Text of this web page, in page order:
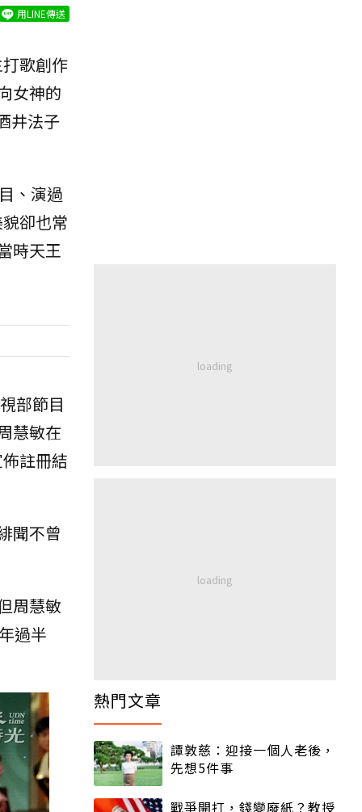
用LINE傳送
歌創作
女神的
井法子
、演過
卻也常
時天王
部節目
慧敏在
註冊結
聞不曾
周慧敏
過半
熱門文章
譚敦慈：迎接一個人老後，
先想5件事
戰爭開打，錢變廢紙？教授